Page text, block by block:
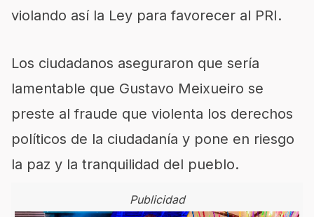
violando así la Ley para favorecer al PRI.
Los ciudadanos aseguraron que sería
lamentable que Gustavo Meixueiro se
preste al fraude que violenta los derechos
políticos de la ciudadanía y pone en riesgo
la paz y la tranquilidad del pueblo.
Publicidad